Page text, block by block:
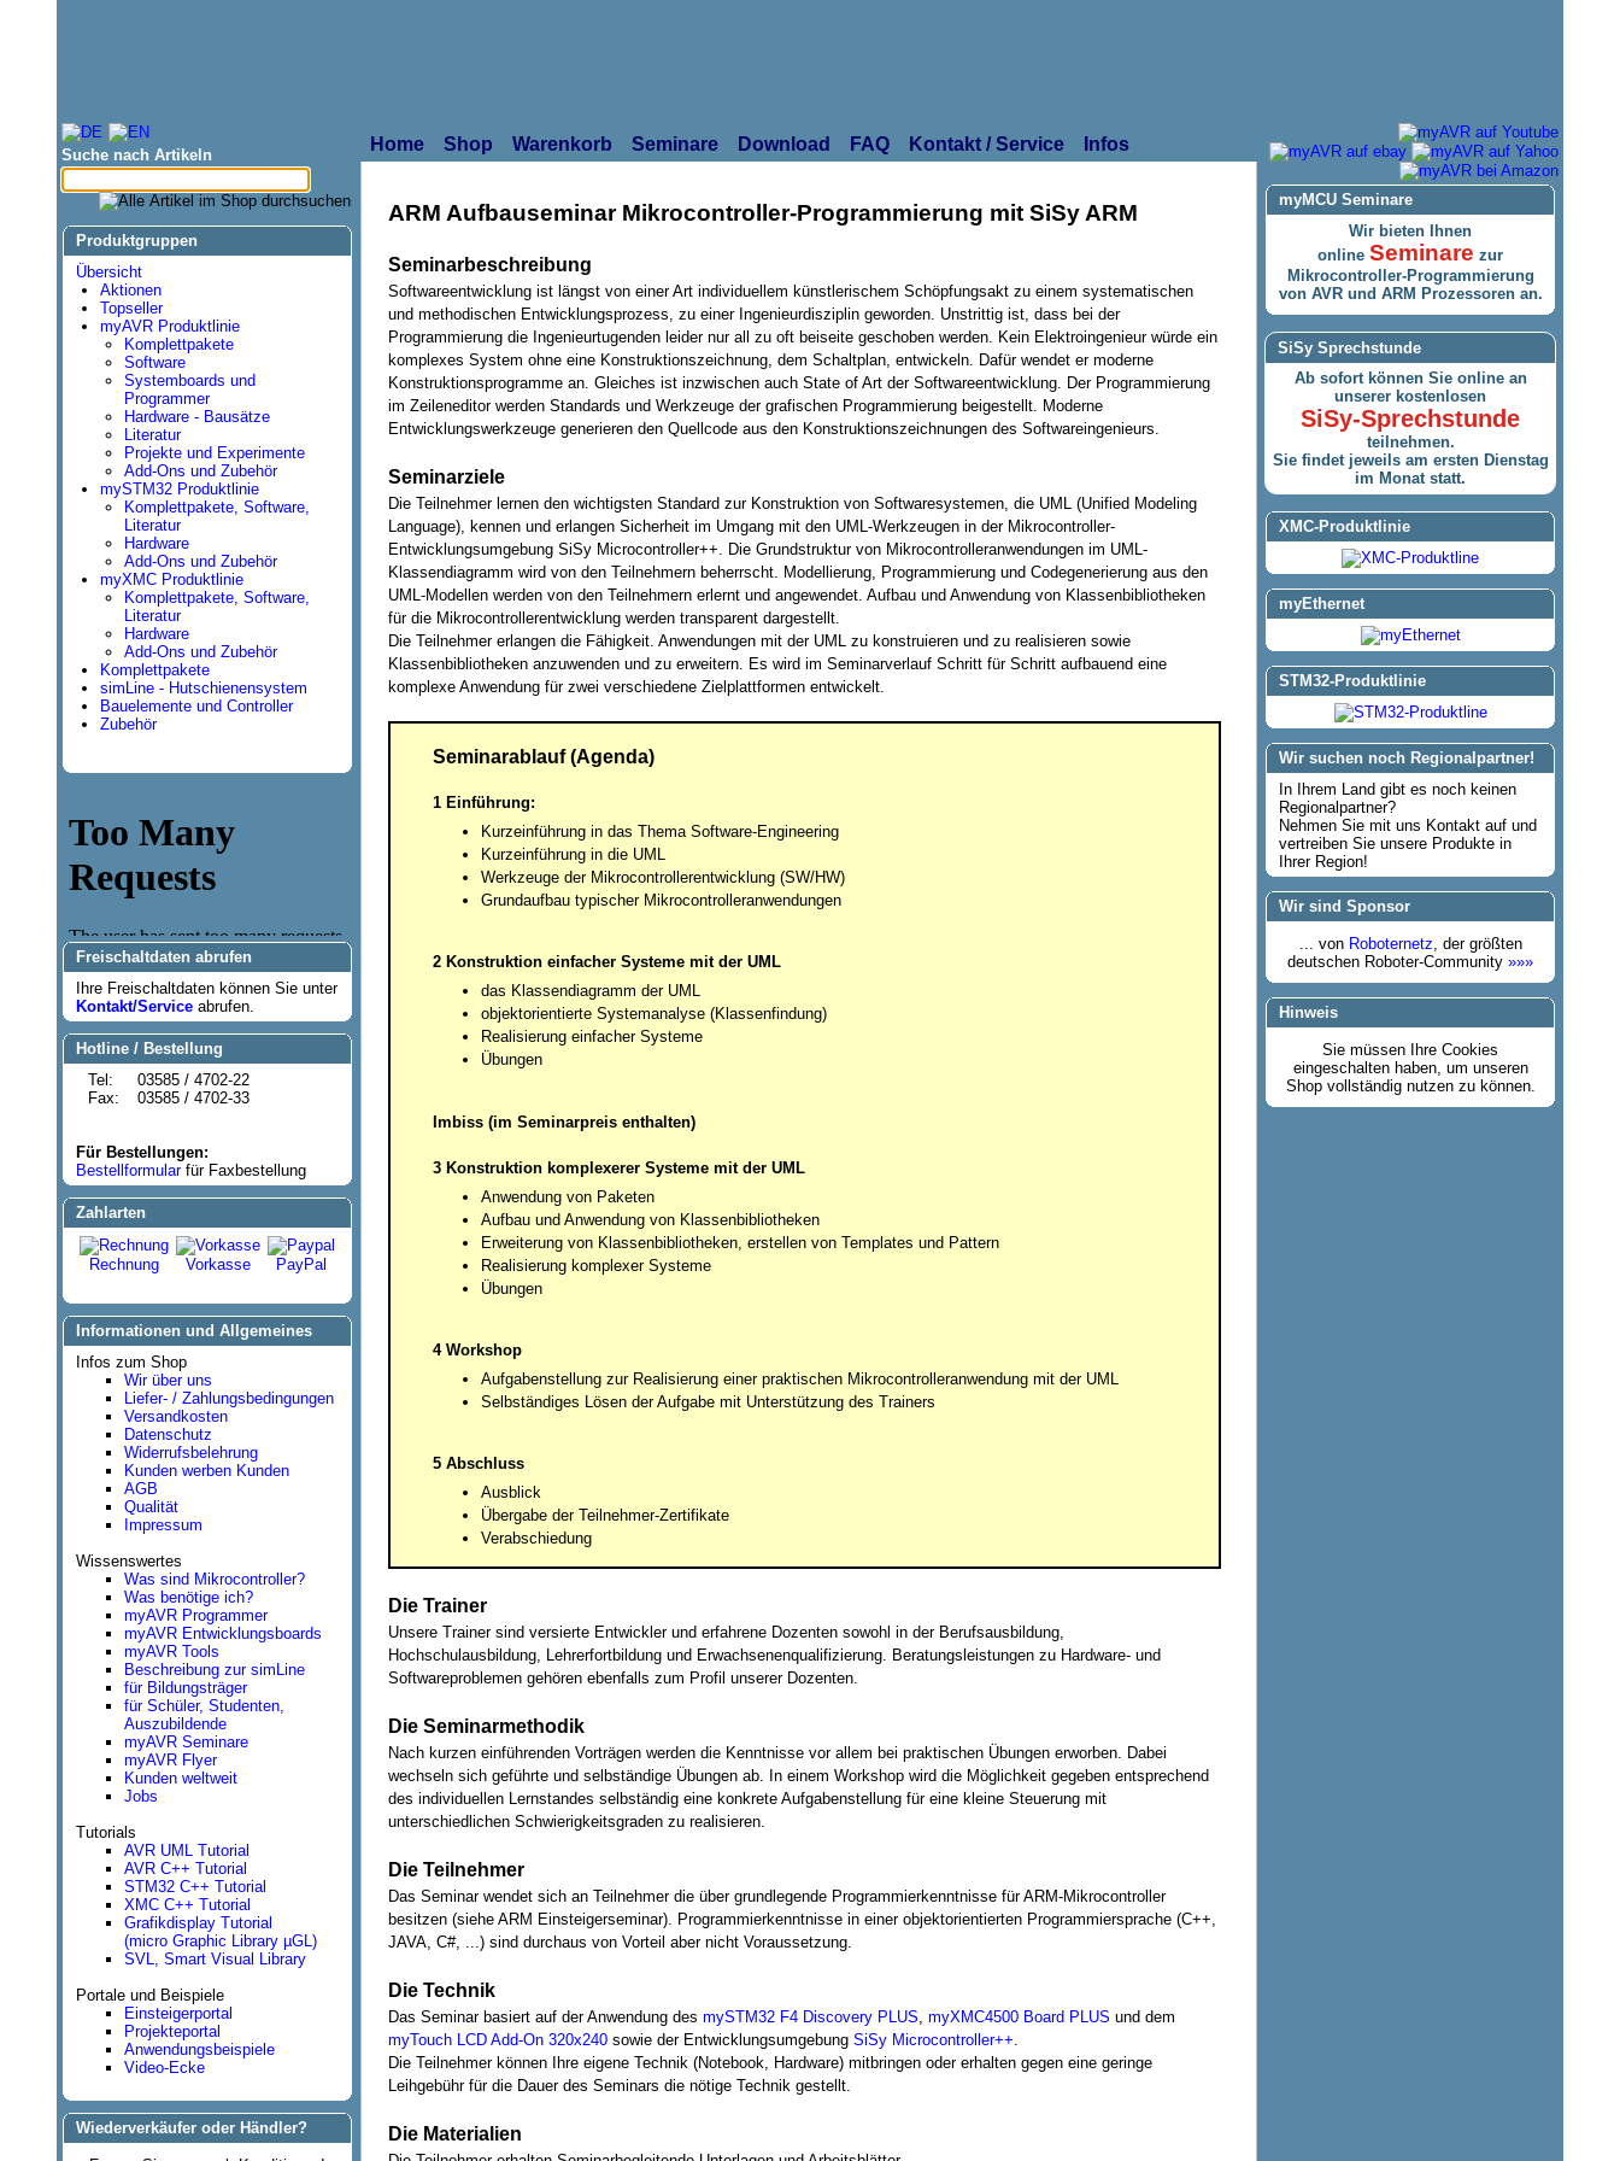
Suche nach Artikeln
Produktgruppen
Übersicht
Aktionen
Topseller
myAVR Produktlinie
Komplettpakete
Software
Systemboards und
Programmer
Hardware - Bausätze
Literatur
Projekte und Experimente
Add-Ons und Zubehör
mySTM32 Produktlinie
Komplettpakete, Software,
Literatur
Hardware
Add-Ons und Zubehör
myXMC Produktlinie
Komplettpakete, Software,
Literatur
Hardware
Add-Ons und Zubehör
Komplettpakete
simLine - Hutschienensystem
Bauelemente und Controller
Zubehör
Freischaltdaten abrufen
Ihre Freischaltdaten können Sie unter
Kontakt/Service abrufen.
Hotline / Bestellung
Tel:
Fax:
03585 / 4702-22
03585 / 4702-33
Für Bestellungen:
Bestellformularfür Faxbestellung
Zahlarten
Rechnung Vorkasse PayPal
Informationen und Allgemeines
Infos zum Shop
Wir über uns
Liefer- / Zahlungsbedingungen
Versandkosten
Datenschutz
Widerrufsbelehrung
Kunden werben Kunden
AGB
Qualität
Impressum
Wissenswertes
Was sind Mikrocontroller?
Was benötige ich?
myAVR Programmer
myAVR Entwicklungsboards
myAVR Tools
Beschreibung zur simLine
für Bildungsträger
für Schüler, Studenten,
Auszubildende
myAVR Seminare
myAVR Flyer
Kunden weltweit
Jobs
Tutorials
AVR UML Tutorial
AVR C++ Tutorial
STM32 C++ Tutorial
XMC C++ Tutorial
Grafikdisplay Tutorial
(micro Graphic Library µGL)
SVL, Smart Visual Library
Portale und Beispiele
Einsteigerportal
Projekteportal
Anwendungsbeispiele
Video-Ecke
Wiederverkäufer oder Händler?
Home Shop Warenkorb Seminare Download FAQ Kontakt / Service Infos
ARM Aufbauseminar Mikrocontroller-Programmierung mit SiSy ARM
Seminarbeschreibung
Softwareentwicklung ist längst von einer Art individuellem künstlerischem Schöpfungsakt zu einem systematischen
und methodischen Entwicklungsprozess, zu einer Ingenieurdisziplin geworden. Unstrittig ist, dass bei der
Programmierung die Ingenieurtugenden leider nur all zu oft beiseite geschoben werden. Kein Elektroingenieur würde ein
komplexes System ohne eine Konstruktionszeichnung, dem Schaltplan, entwickeln. Dafür wendet er moderne
Konstruktionsprogramme an. Gleiches ist inzwischen auch State of Art der Softwareentwicklung. Der Programmierung
im Zeileneditor werden Standards und Werkzeuge der grafischen Programmierung beigestellt. Moderne
Entwicklungswerkzeuge generieren den Quellcode aus den Konstruktionszeichnungen des Softwareingenieurs.
Seminarziele
Die Teilnehmer lernen den wichtigsten Standard zur Konstruktion von Softwaresystemen, die UML (Unified Modeling
Language), kennen und erlangen Sicherheit im Umgang mit den UML-Werkzeugen in der Mikrocontroller-
Entwicklungsumgebung SiSy Microcontroller++. Die Grundstruktur von Mikrocontrolleranwendungen im UML-
Klassendiagramm wird von den Teilnehmern beherrscht. Modellierung, Programmierung und Codegenerierung aus den
UML-Modellen werden von den Teilnehmern erlernt und angewendet. Aufbau und Anwendung von Klassenbibliotheken
für die Mikrocontrollerentwicklung werden transparent dargestellt.
Die Teilnehmer erlangen die Fähigkeit. Anwendungen mit der UML zu konstruieren und zu realisieren sowie
Klassenbibliotheken anzuwenden und zu erweitern. Es wird im Seminarverlauf Schritt für Schritt aufbauend eine
komplexe Anwendung für zwei verschiedene Zielplattformen entwickelt.
Seminarablauf (Agenda)
1 Einführung:
Kurzeinführung in das Thema Software-Engineering
Kurzeinführung in die UML
Werkzeuge der Mikrocontrollerentwicklung (SW/HW)
Grundaufbau typischer Mikrocontrolleranwendungen
2 Konstruktion einfacher Systeme mit der UML
das Klassendiagramm der UML
objektorientierte Systemanalyse (Klassenfindung)
Realisierung einfacher Systeme
Übungen
Imbiss (im Seminarpreis enthalten)
3 Konstruktion komplexerer Systeme mit der UML
Anwendung von Paketen
Aufbau und Anwendung von Klassenbibliotheken
Erweiterung von Klassenbibliotheken, erstellen von Templates und Pattern
Realisierung komplexer Systeme
Übungen
4 Workshop
Aufgabenstellung zur Realisierung einer praktischen Mikrocontrolleranwendung mit der UML
Selbständiges Lösen der Aufgabe mit Unterstützung des Trainers
5 Abschluss
Ausblick
Übergabe der Teilnehmer-Zertifikate
Verabschiedung
Die Trainer
Unsere Trainer sind versierte Entwickler und erfahrene Dozenten sowohl in der Berufsausbildung,
Hochschulausbildung, Lehrerfortbildung und Erwachsenenqualifizierung. Beratungsleistungen zu Hardware- und
Softwareproblemen gehören ebenfalls zum Profil unserer Dozenten.
Die Seminarmethodik
Nach kurzen einführenden Vorträgen werden die Kenntnisse vor allem bei praktischen Übungen erworben. Dabei
wechseln sich geführte und selbständige Übungen ab. In einem Workshop wird die Möglichkeit gegeben entsprechend
des individuellen Lernstandes selbständig eine konkrete Aufgabenstellung für eine kleine Steuerung mit
unterschiedlichen Schwierigkeitsgraden zu realisieren.
Die Teilnehmer
Das Seminar wendet sich an Teilnehmer die über grundlegende Programmierkenntnisse für ARM-Mikrocontroller
besitzen (siehe ARM Einsteigerseminar). Programmierkenntnisse in einer objektorientierten Programmiersprache (C++,
JAVA, C#, ...) sind durchaus von Vorteil aber nicht Voraussetzung.
Die Technik
Das Seminar basiert auf der Anwendung des mySTM32 F4 Discovery PLUS myXMC4500 Board PLUS und dem
myTouch LCD Add-On 320x240 sowie der Entwicklungsumgebung SiSy Microcontroller++
Die Teilnehmer können Ihre eigene Technik (Notebook, Hardware) mitbringen oder erhalten gegen eine geringe
Leihgebühr für die Dauer des Seminars die nötige Technik gestellt.
Die Materialien
myMCU Seminare
Wir bieten Ihnen
online Seminare zur
Mikrocontroller-Programmierung
von AVR und ARM Prozessoren an.
SiSy Sprechstunde
Ab sofort können Sie online an
unserer kostenlosen
SiSy-Sprechstunde
teilnehmen.
Sie findet jeweils am ersten Dienstag
im Monat statt.
XMC-Produktlinie
myEthernet
STM32-Produktlinie
Wir suchen noch Regionalpartner!
In Ihrem Land gibt es noch keinen
Regionalpartner?
Nehmen Sie mit uns Kontakt auf und
vertreiben Sie unsere Produkte in
Ihrer Region!
Wir sind Sponsor
... von Roboternetz, der größten
deutschen Roboter-Community »»»
Hinweis
Sie müssen Ihre Cookies
eingeschalten haben, um unseren
Shop vollständig nutzen zu können.